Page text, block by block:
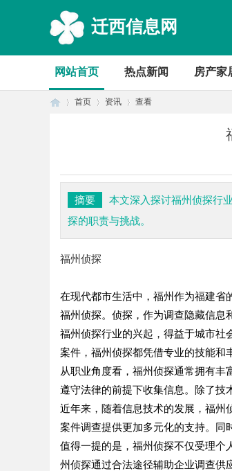
迁西信息网
网站首页 热点新闻 房产家
首页 资讯 查看
摘要
本文深入探讨福州侦探行
探的职责与挑战。
福州侦探
在现代都市生活中，福州作为福建
福州侦探。侦探，作为调查隐藏信息
福州侦探行业的兴起，得益于城市社
案件，福州侦探都凭借专业的技能和
从职业角度看，福州侦探通常拥有
遵守法律的前提下收集信息。除了技
近年来，随着信息技术的发展，福州
案件调查提供更加多元化的支持。同
值得一提的是，福州侦探不仅受理个
州侦探通过合法途径辅助企业调查供